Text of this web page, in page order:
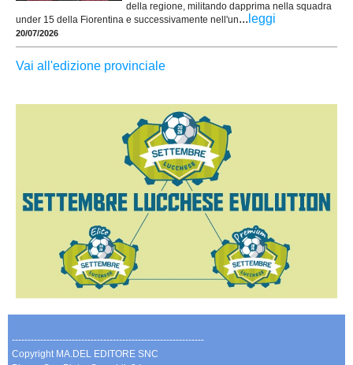
della regione, militando dapprima nella squadra
under 15 della Fiorentina e successivamente nell'un... leggi
20/07/2026
Vai all'edizione provinciale
-------------------------------------------------------------
Copyright MA.DEL EDITORE SNC